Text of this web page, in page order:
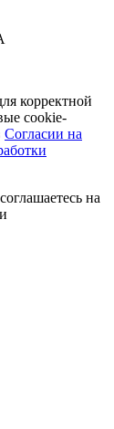
корректной
cookie-
Согласии на
на